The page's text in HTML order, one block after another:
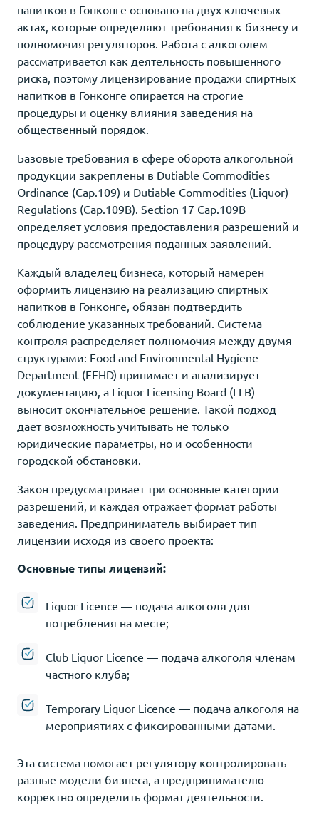
напитков в Гонконге основано на двух ключевых
актах, которые определяют требования к бизнесу и
полномочия регуляторов. Работа с алкоголем
рассматривается как деятельность повышенного
риска, поэтому лицензирование продажи спиртных
напитков в Гонконге опирается на строгие
процедуры и оценку влияния заведения на
общественный порядок.
Базовые требования в сфере оборота алкогольной
продукции закреплены в Dutiable Commodities
Ordinance (Cap.109) и Dutiable Commodities (Liquor)
Regulations (Cap.109B). Section 17 Cap.109B
определяет условия предоставления разрешений и
процедуру рассмотрения поданных заявлений.
Каждый владелец бизнеса, который намерен
оформить лицензию на реализацию спиртных
напитков в Гонконге, обязан подтвердить
соблюдение указанных требований. Система
контроля распределяет полномочия между двумя
структурами: Food and Environmental Hygiene
Department (FEHD) принимает и анализирует
документацию, а Liquor Licensing Board (LLB)
выносит окончательное решение. Такой подход
дает возможность учитывать не только
юридические параметры, но и особенности
городской обстановки.
Закон предусматривает три основные категории
разрешений, и каждая отражает формат работы
заведения. Предприниматель выбирает тип
лицензии исходя из своего проекта:
Основные типы лицензий:
Liquor Licence — подача алкоголя для
потребления на месте;
Club Liquor Licence — подача алкоголя членам
частного клуба;
Temporary Liquor Licence — подача алкоголя на
мероприятиях с фиксированными датами.
Эта система помогает регулятору контролировать
разные модели бизнеса, а предпринимателю —
корректно определить формат деятельности.